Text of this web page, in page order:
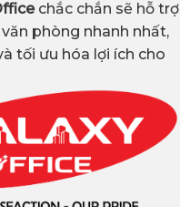
chắc chắn sẽ hỗ trợ
phòng nhanh nhất,
tối ưu hóa lợi ích cho